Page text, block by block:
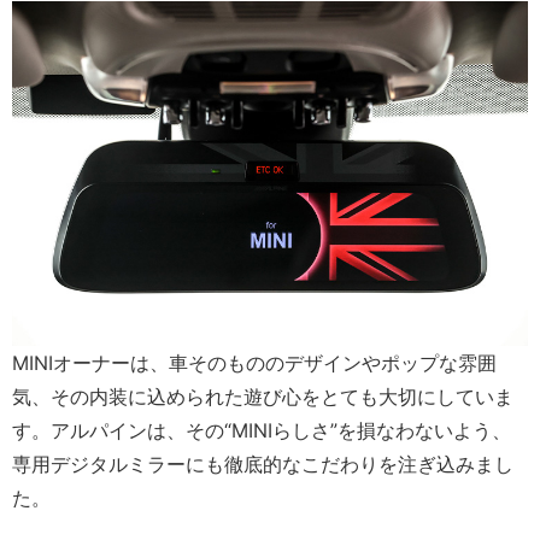
MINIオーナーは、車そのもののデザインやポップな雰囲
気、その内装に込められた遊び心をとても大切にしていま
す。アルパインは、その“MINIらしさ”を損なわないよう、
専用デジタルミラーにも徹底的なこだわりを注ぎ込みまし
た。